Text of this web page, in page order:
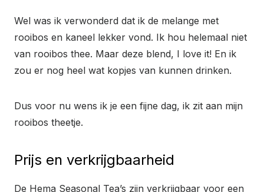
Wel was ik verwonderd dat ik de melange met
rooibos en kaneel lekker vond. Ik hou helemaal niet
van rooibos thee. Maar deze blend, I love it! En ik
zou er nog heel wat kopjes van kunnen drinken.
Dus voor nu wens ik je een fijne dag, ik zit aan mijn
rooibos theetje.
Prijs en verkrijgbaarheid
De Hema Seasonal Tea’s zijn verkrijgbaar voor een